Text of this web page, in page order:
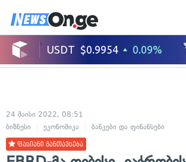
24 მაისი 2022, 08:51
ბიზნესი
ეკონომიკა ბანკები და ფინანსები
ფასიანი განთავსება